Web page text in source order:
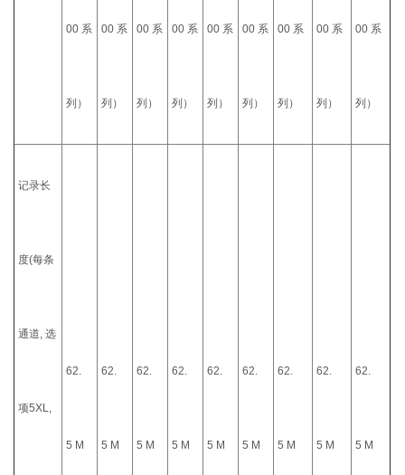
00 系
列）
00 系
列）
00 系
列）
00 系
列）
00 系
列）
00 系
列）
00 系
列）
00 系
列）
00 系
列）
记录长
度(每条
通道, 选
项5XL,
62.
5 M
62.
5 M
62.
5 M
62.
5 M
62.
5 M
62.
5 M
62.
5 M
62.
5 M
62.
5 M